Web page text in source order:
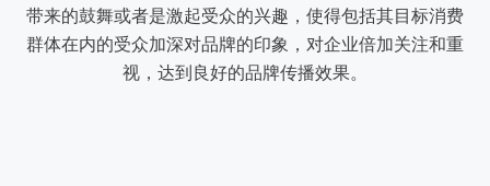
带来的鼓舞或者是激起受众的兴趣，使得包括其目标消费
群体在内的受众加深对品牌的印象，对企业倍加关注和重
视，达到良好的品牌传播效果。